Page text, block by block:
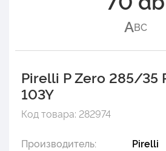
ABC
Pirelli P Zero 285/35
103Y
Код товара: 282974
Производитель:
Pirelli